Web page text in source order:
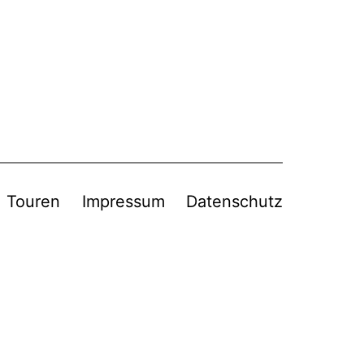
Touren Impressum Datenschutz